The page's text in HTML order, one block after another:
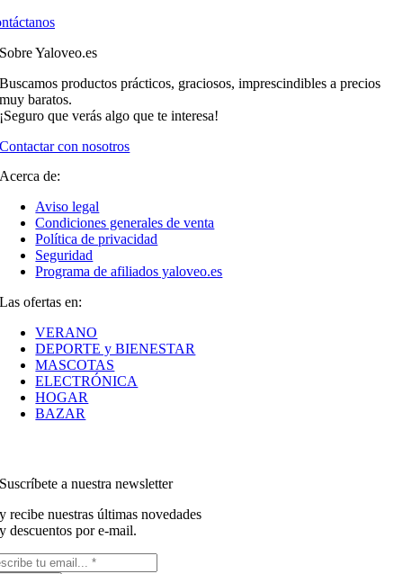
Sobre Yaloveo.es
Buscamos productos prácticos, graciosos, imprescindibles a precios
muy baratos.
¡Seguro que verás algo que te interesa!
Contactar con nosotros
Acerca de:
Aviso legal
Condiciones generales de venta
Política de privacidad
Seguridad
Programa de afiliados yaloveo.es
Las ofertas en:
VERANO
DEPORTE y BIENESTAR
MASCOTAS
ELECTRÓNICA
HOGAR
BAZAR
Suscríbete a nuestra newsletter
y recibe nuestras últimas novedades
y descuentos por e-mail.